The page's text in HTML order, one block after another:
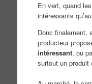
En vert, quand
intéressants
Donc finalement,
producteur
intéressant, ou
surtout un produit